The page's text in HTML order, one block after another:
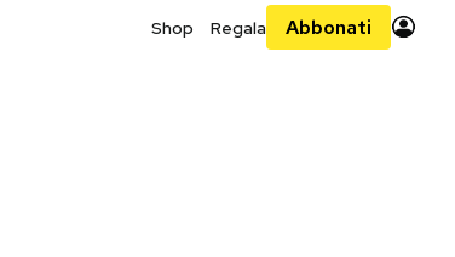
Shop Regala Abbonati